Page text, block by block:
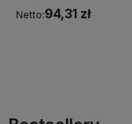
Netto:94,31 zł